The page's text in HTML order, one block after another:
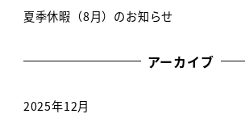
夏季休暇（8月）のお知らせ
アーカイブ
2025年12月